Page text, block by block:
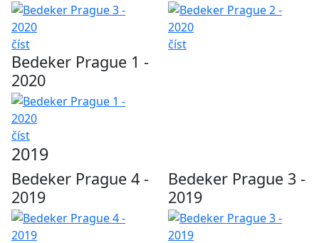
číst číst
Bedeker Prague 1 -
2020
číst
2019
Bedeker Prague 4 -
2019
Bedeker Prague 3 -
2019